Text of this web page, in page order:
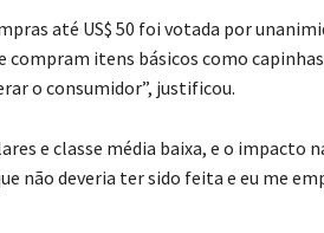
até US$ 50 foi votada por
compram itens básicos como
o consumidor”, justificou.
e classe média baixa, e o impacto
não deveria ter sido feita e eu me